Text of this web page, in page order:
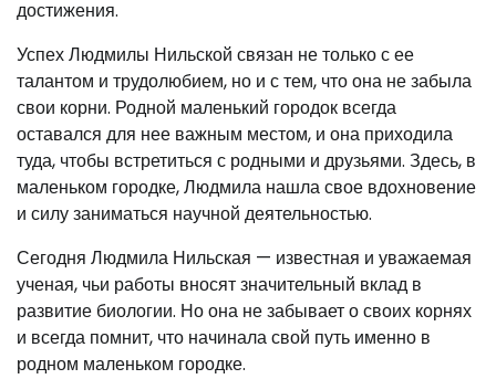
достижения.
Успех Людмилы Нильской связан не только с ее
талантом и трудолюбием, но и с тем, что она не забыла
свои корни. Родной маленький городок всегда
оставался для нее важным местом, и она приходила
туда, чтобы встретиться с родными и друзьями. Здесь, в
маленьком городке, Людмила нашла свое вдохновение
и силу заниматься научной деятельностью.
Сегодня Людмила Нильская — известная и уважаемая
ученая, чьи работы вносят значительный вклад в
развитие биологии. Но она не забывает о своих корнях
и всегда помнит, что начинала свой путь именно в
родном маленьком городке.